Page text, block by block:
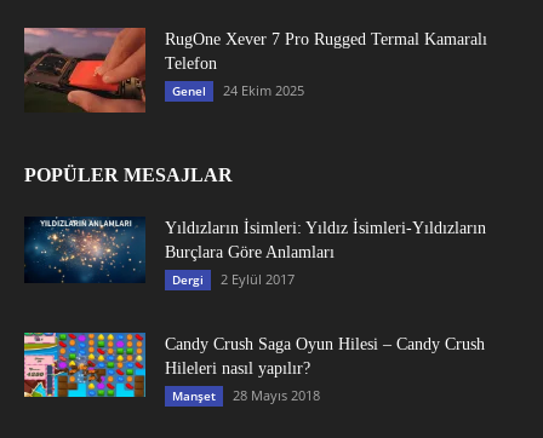
RugOne Xever 7 Pro Rugged Termal Kamaralı
Telefon
Genel 24 Ekim 2025
POPÜLER MESAJLAR
Yıldızların İsimleri: Yıldız İsimleri-Yıldızların
Burçlara Göre Anlamları
Dergi 2 Eylül 2017
Candy Crush Saga Oyun Hilesi – Candy Crush
Hileleri nasıl yapılır?
Manşet 28 Mayıs 2018